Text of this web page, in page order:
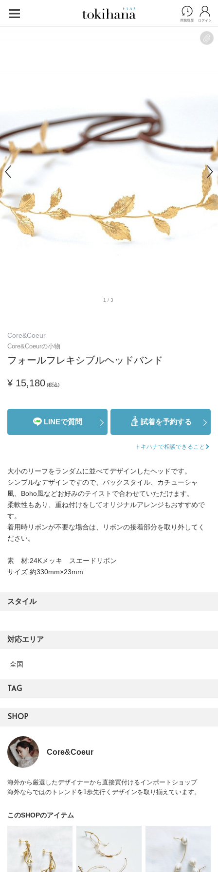
1/3
Core&Coeur
Core&Coeurの小物
フォールフレキシブルヘッドバンド
¥ 15,180 (税込)
LINEで質問 試着を予約する
トキハナで相談できること
大小のリーフをランダムに並べてデザインしたヘッドです。
シンプルなデザインですので、バックスタイル、カチューシャ
風、Boho風などお好みのテイストで合わせていただけます。
柔軟性もあり、重ね付けをしてオリジナルアレンジもおすすめで
す。
着用時リボンが不要な場合は、リボンの接着部分を取り外してく
ださい。
素 材:24Kメッキ スエードリボン
サイズ:約330mm×23mm
スタイル
対応エリア
全国
TAG
SHOP
Core&Coeur
海外から厳選したデザイナーから直接買付けるインポートショップ
海外ならではのトレンドを1歩先行くデザインを取り揃えています。
このSHOPのアイテム